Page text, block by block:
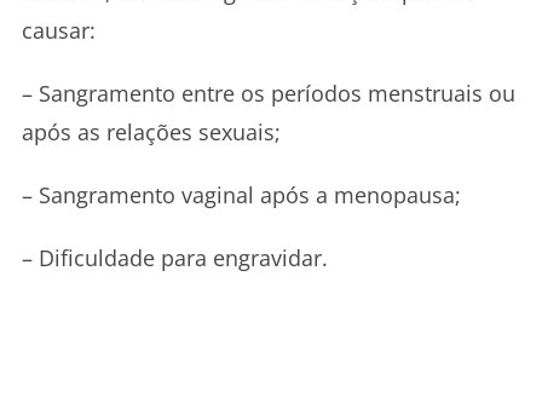
causar:
– Sangramento entre os períodos menstruais ou
após as relações sexuais;
– Sangramento vaginal após a menopausa;
– Dificuldade para engravidar.